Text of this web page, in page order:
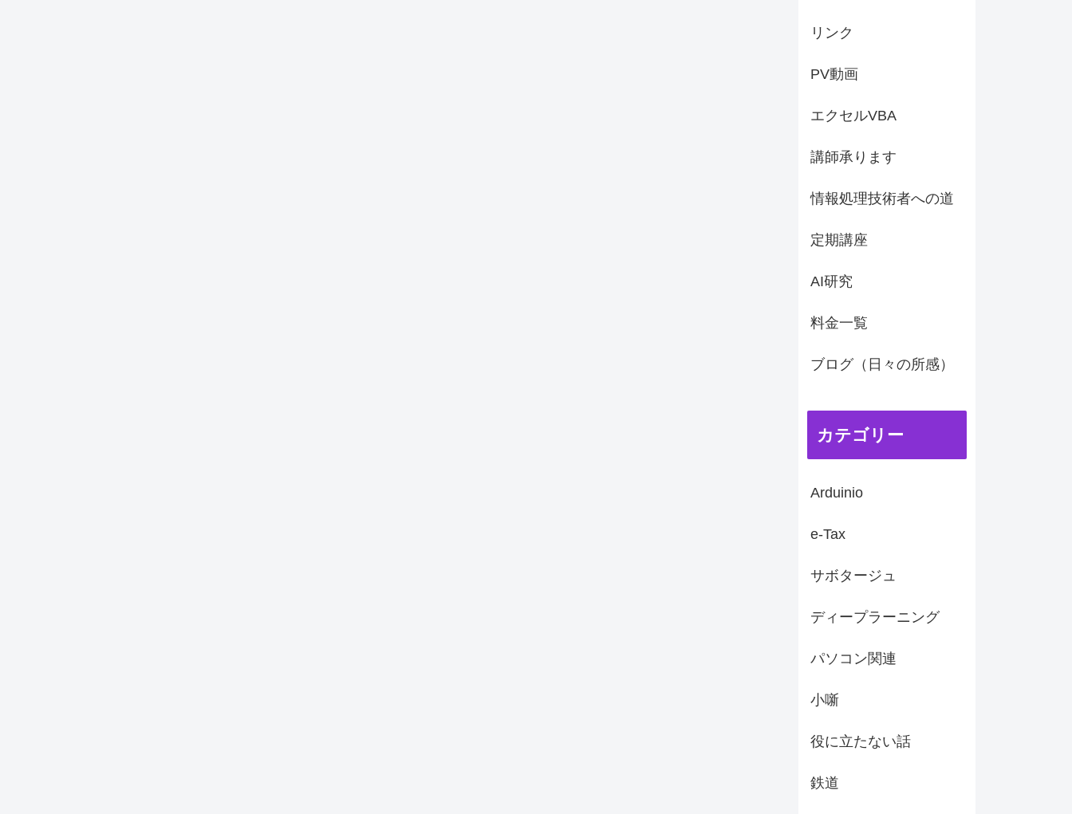
リンク
PV動画
エクセルVBA
講師承ります
情報処理技術者への道
定期講座
AI研究
料金一覧
ブログ（日々の所感）
カテゴリー
Arduinio
e-Tax
サボタージュ
ディープラーニング
パソコン関連
小噺
役に立たない話
鉄道